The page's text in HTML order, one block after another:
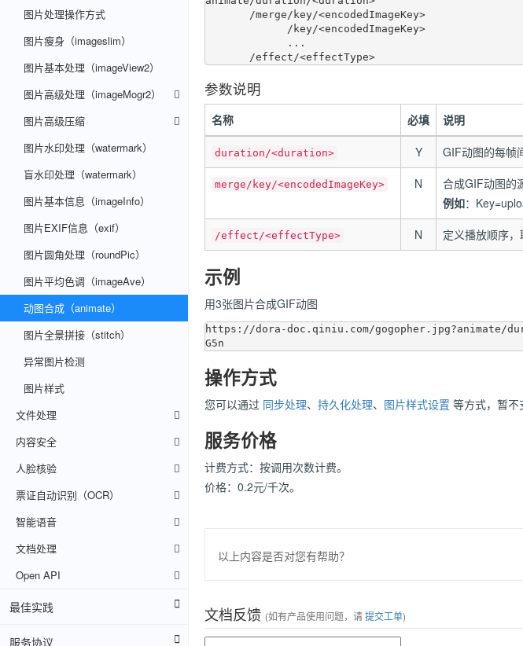
图片处理操作方式
图片瘦身（imageslim）
图片基本处理（imageView2）
图片高级处理（imageMogr2）
图片高级压缩
图片水印处理（watermark）
盲水印处理（watermark）
图片基本信息（imageInfo）
图片EXIF信息（exif）
图片圆角处理（roundPic）
图片平均色调（imageAve）
动图合成（animate）
图片全景拼接（stitch）
异常图片检测
图片样式
文件处理
内容安全
人脸核验
票证自动识别（OCR）
智能语音
文档处理
Open API
最佳实践
服务协议
参数说明
名称 必填 说明
duration/<duration> Y GIF动图的每帧
merge/key/<encodedImageKey> N
合成GIF动图的
例如：
/effect/<effectType> N 定义播放顺序
示例
用3张图片合成GIF动图
https://dora-doc.qiniu.com/gogopher.jpg?animate/
操作方式
您可以通过 同步处理、 持久化处理、 图片样式设置 等方式，暂不
服务价格
计费方式：按调用次数计费。
价格：0.2元/千次。
以上内容是否对您有帮助？
文档反馈 (如有产品使用问题，请提交工单)